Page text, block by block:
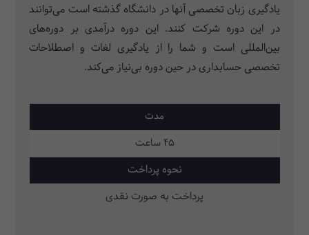
یادگیری زبان تخصصی آنها در دانشگاه گذشته است می‌­توانند
در این دوره شرکت کنند. این دوره درآمدی بر دوره‌های
بین‌المللی است و شما را از یادگیری لغات و اصطلاحات
تخصصی حسابداری در حین دوره بی‌نیاز می‌­کند.
مدت
45 ساعت
نحوه پرداخت
پرداخت به صورت نقدی